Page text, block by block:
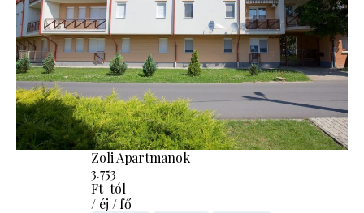
Zoli Apartmanok
3.753
Ft-tól
/ éj / fő